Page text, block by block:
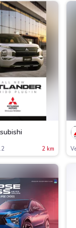
2 km